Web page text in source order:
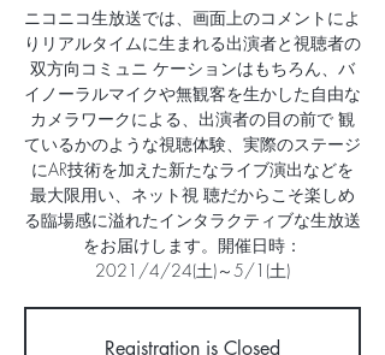
ニコニコ生放送では、画面上のコメントによ
りリアルタイムに生まれる出演者と視聴者の
双方向コミュニ ケーションはもちろん、バ
イノーラルマイクや無観客を生かした自由な
カメラワークによる、出演者の目の前で 観
ているかのような視聴体験、実際のステージ
にAR技術を加えた新たなライブ演出などを
最大限用い、ネット視 聴だからこそ楽しめ
る臨場感に溢れたインタラクティブな生放送
をお届けします。開催日時：
2021/4/24(土)～5/1(土)
Registration is Closed